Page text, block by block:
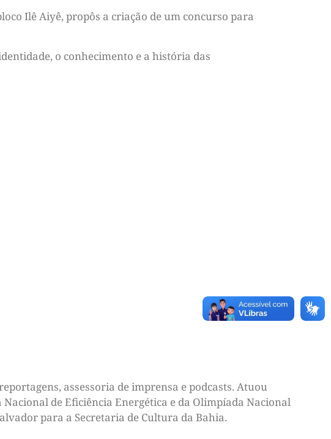
Ilê Aiyê, propôs a criação de um concurso para
o conhecimento e a história das
assessoria de imprensa e podcasts. Atuou
de Eficiência Energética e da Olimpíada Nacional
para a Secretaria de Cultura da Bahia.